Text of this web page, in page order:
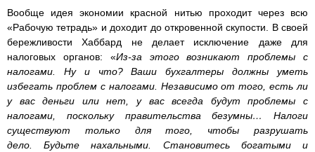
Вообще идея экономии красной нитью проходит через всю
«Рабочую тетрадь» и доходит до откровенной скупости. В своей
бережливости Хаббард не делает исключение даже для
налоговых органов: «Из-за этого возникают проблемы с
налогами. Ну и что? Ваши бухгалтеры должны уметь
избегать проблем с нало­гами. Независимо от того, есть ли
у вас деньги или нет, у вас всегда будут проблемы с
налогами, поскольку прави­тельства безумны… Налоги
существуют только для того, чтобы разрушать
дело. Будьте нахальными. Становитесь богатыми и